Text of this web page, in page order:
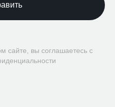
сайте, вы соглашаетесь с